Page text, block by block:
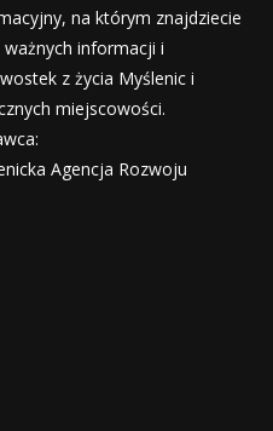
na którym znajdziecie
ważnych informacji i
z życia Myślenic i
miejscowości.
Agencja Rozwoju